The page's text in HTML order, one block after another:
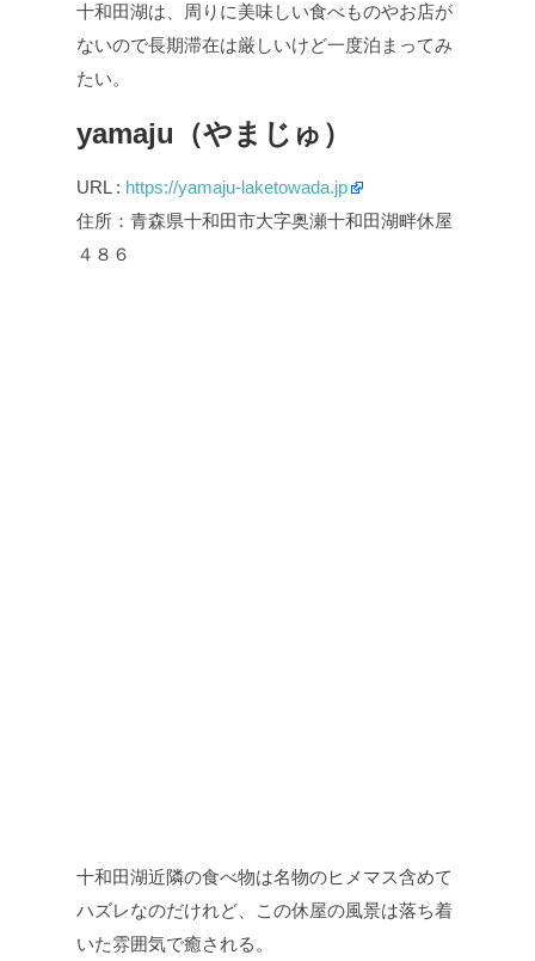
十和田湖は、周りに美味しい食べものやお店が
ないので長期滞在は厳しいけど一度泊まってみ
たい。
yamaju（やまじゅ）
URL : https://yamaju-laketowada.jp
住所：青森県十和田市大字奥瀬十和田湖畔休屋
４８６
十和田湖近隣の食べ物は名物のヒメマス含めて
ハズレなのだけれど、この休屋の風景は落ち着
いた雰囲気で癒される。